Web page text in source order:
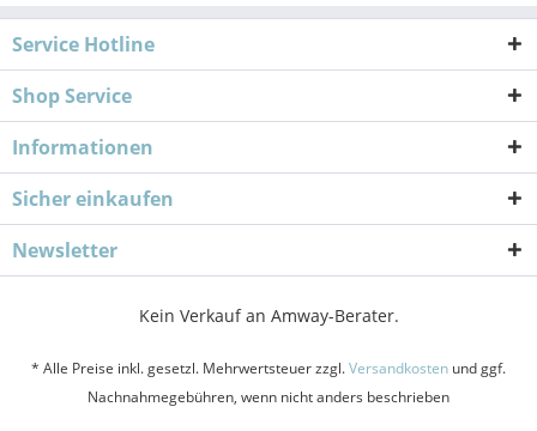
Service Hotline
Shop Service
Informationen
Sicher einkaufen
Newsletter
Kein Verkauf an Amway-Berater.
* Alle Preise inkl. gesetzl. Mehrwertsteuer zzgl.Versandkosten und ggf.
Nachnahmegebühren, wenn nicht anders beschrieben